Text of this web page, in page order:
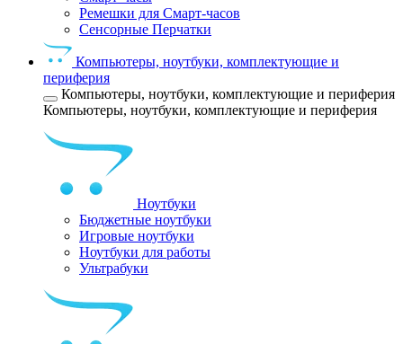
Ремешки для Смарт-часов
Сенсорные Перчатки
Компьютеры, ноутбуки, комплектующие и
периферия
Компьютеры, ноутбуки, комплектующие и периферия
Компьютеры, ноутбуки, комплектующие и периферия
Ноутбуки
Бюджетные ноутбуки
Игровые ноутбуки
Ноутбуки для работы
Ультрабуки